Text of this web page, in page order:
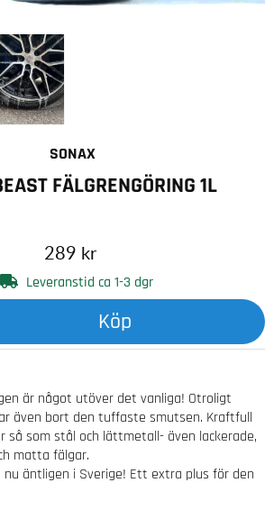
SONAX
FÄLGRENGÖRING 1L
289 kr
Leveranstid ca 1-3 dgr
Köp
är något utöver det vanliga! Otroligt
även bort den tuffaste smutsen. Kraftfull
så som stål och lättmetall- även lackerade,
matta fälgar.
nu äntligen i Sverige! Ett extra plus för den